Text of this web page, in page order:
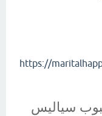
سياليس